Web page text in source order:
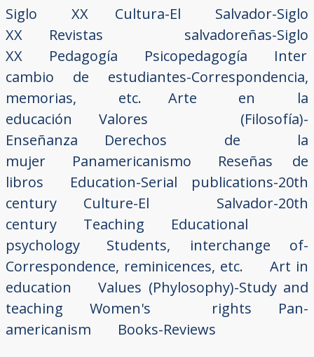
Siglo XX
Cultura-El Salvador-Siglo
XX
Revistas salvadoreñas-Siglo
XX
Pedagogía Psicopedagogía
Inter
cambio de estudiantes-Correspondencia,
memorias, etc.
Arte en la
educación
Valores (Filosofía)-
Enseñanza
Derechos de la
mujer
Panamericanismo
Reseñas de
libros
Education-Serial publications-20th
century
Culture-El Salvador-20th
century
Teaching
Educational
psychology
Students, interchange of-
Correspondence, reminicences, etc.
Art in
education
Values (Phylosophy)-Study and
teaching
Women's rights
Pan-
americanism
Books-Reviews